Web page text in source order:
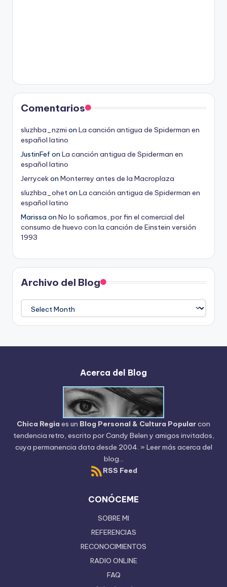
Comentarios
sluzhba_nzmi on La canción antigua de Spiderman en
español latino
JustinFef on La canción antigua de Spiderman en
español latino
Jerrycekon Monterrey antes de la Macroplaza
sluzhba_oheton La canción antigua de Spiderman en
español latino
Marissa on No lo soñamos, por fin el comercial del
consumo de huevo con la canción de Einstein versión
1993
Archivo del Blog
Archivo
del
Blog
Acerca del Blog
Chica Regia es un Blog Personal & Cultura Popularcon
tendencia retro, escrito porCandy Belen y amigos invitados,
cuya permanencia data desde 2004. » Leer más acerca del
blog...
RSS Feed
CONÓCEME
SOBRE MI
REFERENCIAS
RECONOCIMIENTOS
RADIO ONLINE
FAQ